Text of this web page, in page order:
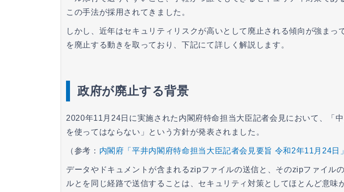
この手法が採用されてきました。
しかし、近年はセキュリティリスクが高いとして廃止される傾向が強まっ
を廃止する動きを取っており、下記にて詳しく解説します。
政府が廃止する背景
2020年11月24日に実施された内閣府特命担当大臣記者会見において、「
を使ってはならない」という方針が発表されました。
（参考： 内閣府「平井内閣府特命担当大臣記者会見要旨 令和2年11月24日」
データやドキュメントが含まれるzipファイルの送信と、そのzipファイル
ルとを同じ経路で送信することは、セキュリティ対策としてほとんど意味